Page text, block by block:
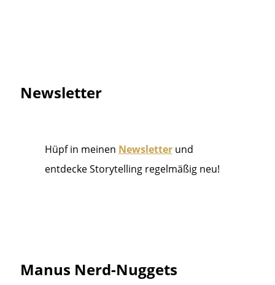
Newsletter
Hüpf in meinen Newsletterund
entdecke Storytelling regelmäßig neu!
Manus Nerd-Nuggets